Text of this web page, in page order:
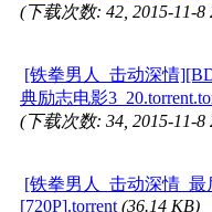
(下载次数: 42, 2015-11-8
[铁拳男人_击动深情
典励志电影
(下载次数: 34, 2015-11-8
[铁拳男人_击动深情_
[720P].torrent (36.14 KB)